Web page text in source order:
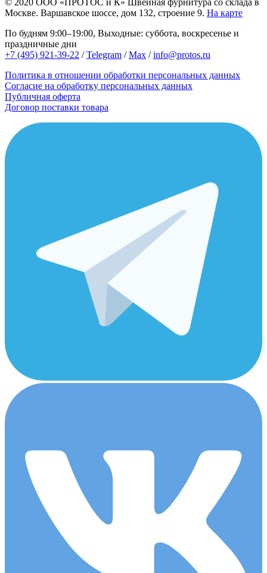
© 2020 ООО «ПРОТОС и К» Швейная фурнитура со склада в
Москве. Варшавское шоссе, дом 132, строение 9. На карте
По будням 9:00–19:00, Выходные: суббота, воскресенье и
праздничные дни
+7 (495) 921-39-22 /Telegram /Max /info@protos.ru
Политика в отношении обработки персональных данных
Согласие на обработку персональных данных
Публичная оферта
Договор поставки товара